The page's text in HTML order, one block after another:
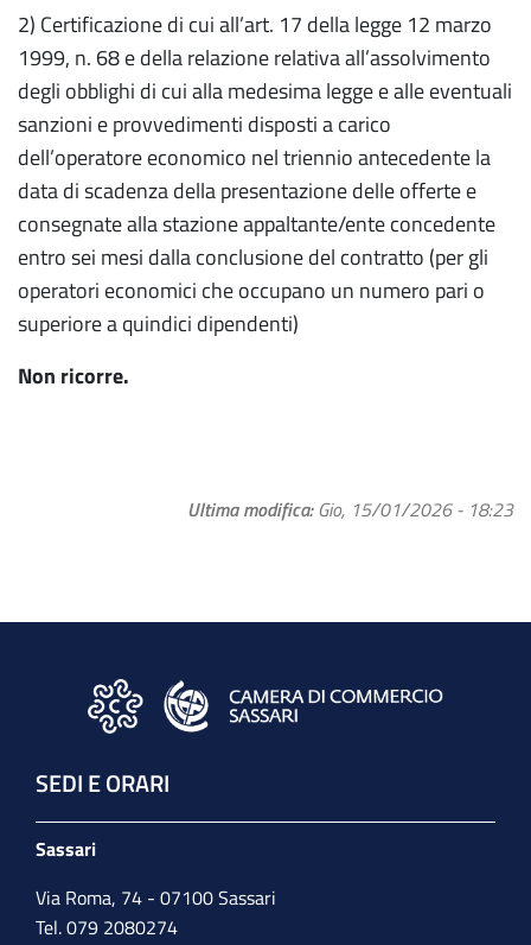
2) Certificazione di cui all’art. 17 della legge 12 marzo
1999, n. 68 e della relazione relativa all’assolvimento
degli obblighi di cui alla medesima legge e alle eventuali
sanzioni e provvedimenti disposti a carico
dell’operatore economico nel triennio antecedente la
data di scadenza della presentazione delle offerte e
consegnate alla stazione appaltante/ente concedente
entro sei mesi dalla conclusione del contratto (per gli
operatori economici che occupano un numero pari o
superiore a quindici dipendenti)
Non ricorre.
Ultima modifica Gio, 15/01/2026 - 18:23
SEDI E ORARI
Sassari
Via Roma, 74 - 07100 Sassari
Tel. 079 2080274